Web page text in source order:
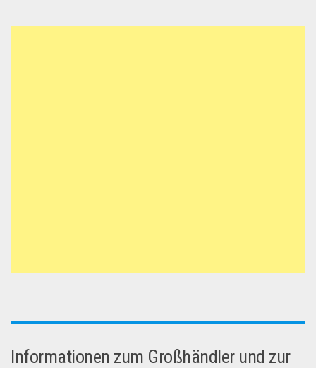
Informationen zum Großhändler und zur